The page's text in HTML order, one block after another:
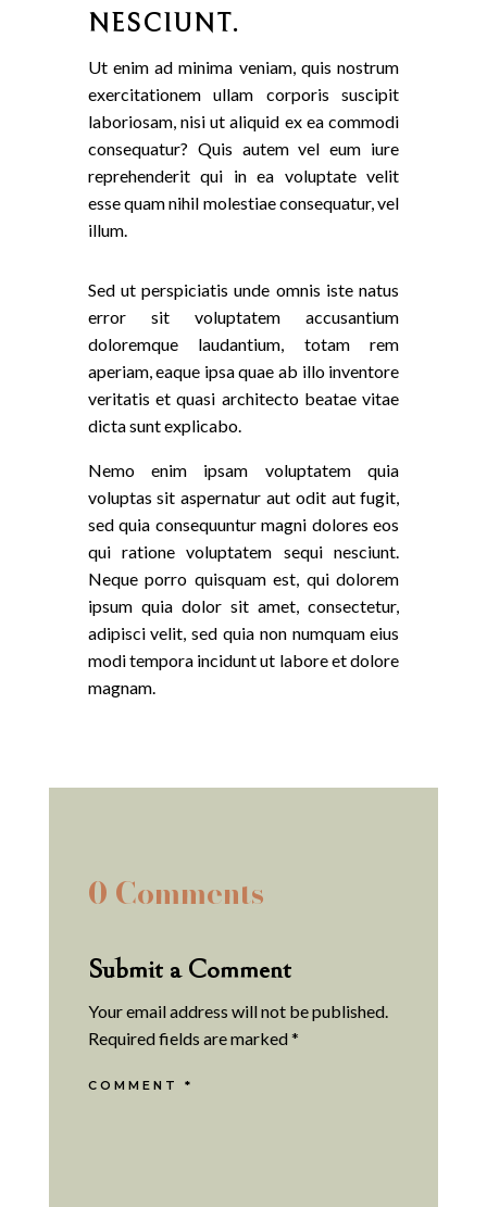
NESCIUNT.
Ut enim ad minima veniam, quis nostrum
exercitationem ullam corporis suscipit
laboriosam, nisi ut aliquid ex ea commodi
consequatur? Quis autem vel eum iure
reprehenderit qui in ea voluptate velit
esse quam nihil molestiae consequatur, vel
illum.
Sed ut perspiciatis unde omnis iste natus
error sit voluptatem accusantium
doloremque laudantium, totam rem
aperiam, eaque ipsa quae ab illo inventore
veritatis et quasi architecto beatae vitae
dicta sunt explicabo.
Nemo enim ipsam voluptatem quia
voluptas sit aspernatur aut odit aut fugit,
sed quia consequuntur magni dolores eos
qui ratione voluptatem sequi nesciunt.
Neque porro quisquam est, qui dolorem
ipsum quia dolor sit amet, consectetur,
adipisci velit, sed quia non numquam eius
modi tempora incidunt ut labore et dolore
magnam.
0 Comments
Submit a Comment
Your email address will not be published.
Required fields are marked*
COMMENT *